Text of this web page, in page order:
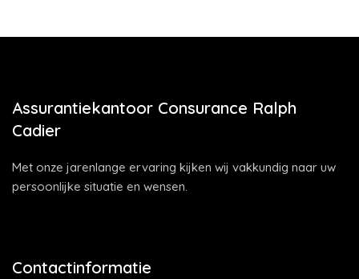
Assurantiekantoor Consurance Ralph
Cadier
Met onze jarenlange ervaring kijken wij vakkundig naar uw
persoonlijke situatie en wensen.
Contactinformatie